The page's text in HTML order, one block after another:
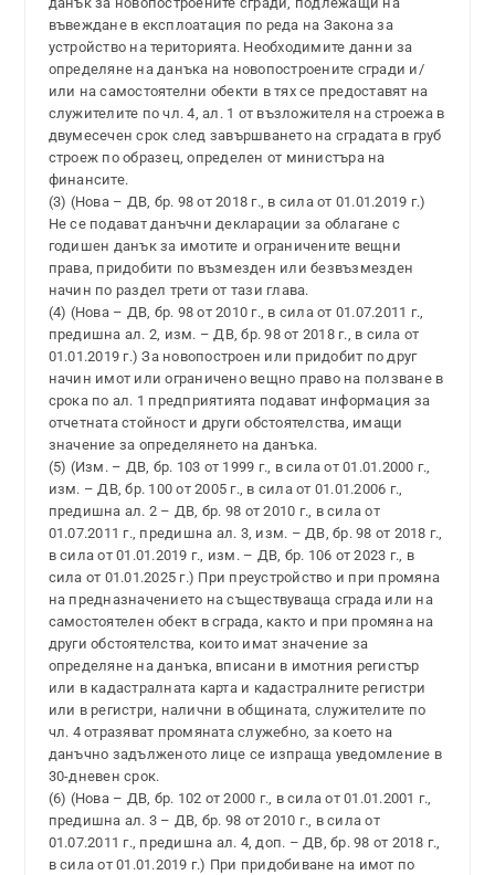
въвеждане в експлоатация по реда на Закона за
устройство на територията. Необходимите данни за
определяне на данъка на новопостроените сгради и/
или на самостоятелни обекти в тях се предоставят на
служителите по чл. 4, ал. 1 от възложителя на строежа в
двумесечен срок след завършването на сградата в груб
строеж по образец, определен от министъра на
финансите.
(3) (Нова – ДВ, бр. 98 от 2018 г., в сила от 01.01.2019 г.)
Не се подават данъчни декларации за облагане с
годишен данък за имотите и ограничените вещни
права, придобити по възмезден или безвъзмезден
начин по раздел трети от тази глава.
(4) (Нова – ДВ, бр. 98 от 2010 г., в сила от 01.07.2011 г.,
предишна ал. 2, изм. – ДВ, бр. 98 от 2018 г., в сила от
01.01.2019 г.) За новопостроен или придобит по друг
начин имот или ограничено вещно право на ползване в
срока по ал. 1 предприятията подават информация за
отчетната стойност и други обстоятелства, имащи
значение за определянето на данъка.
(5) (Изм. – ДВ, бр. 103 от 1999 г., в сила от 01.01.2000 г.,
изм. – ДВ, бр. 100 от 2005 г., в сила от 01.01.2006 г.,
предишна ал. 2 – ДВ, бр. 98 от 2010 г., в сила от
01.07.2011 г., предишна ал. 3, изм. – ДВ, бр. 98 от 2018 г.,
в сила от 01.01.2019 г., изм. – ДВ, бр. 106 от 2023 г., в
сила от 01.01.2025 г.) При преустройство и при промяна
на предназначението на съществуваща сграда или на
самостоятелен обект в сграда, както и при промяна на
други обстоятелства, които имат значение за
определяне на данъка, вписани в имотния регистър
или в кадастралната карта и кадастралните регистри
или в регистри, налични в общината, служителите по
чл. 4 отразяват промяната служебно, за което на
данъчно задълженото лице се изпраща уведомление в
30-дневен срок.
(6) (Нова – ДВ, бр. 102 от 2000 г., в сила от 01.01.2001 г.,
предишна ал. 3 – ДВ, бр. 98 от 2010 г., в сила от
01.07.2011 г., предишна ал. 4, доп. – ДВ, бр. 98 от 2018 г.,
в сила от 01.01.2019 г.) При придобиване на имот по